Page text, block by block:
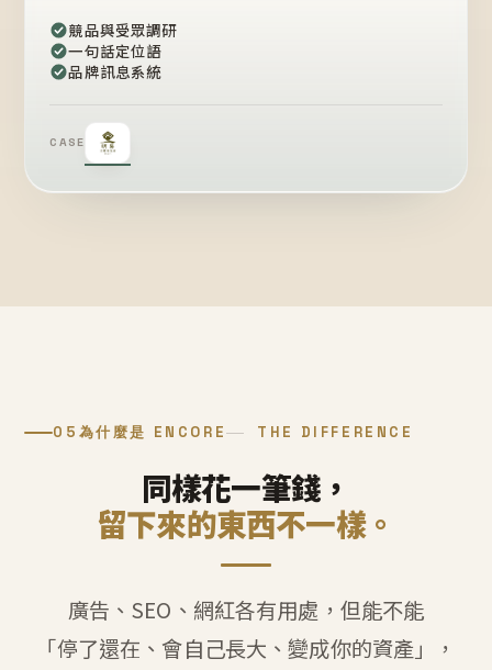
競品與受眾調研
一句話定位語
品牌訊息系統
CASE
05 為什麼是 ENCORE THE DIFFERENCE
同樣花一筆錢，
留下來的東西不一樣。
廣告、SEO、網紅各有用處，但能不能
「停了還在、會自己長大、變成你的資產」，